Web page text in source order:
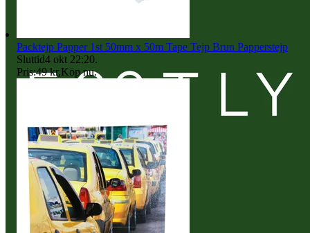
Packtejp Papper 1st 50mm x 50m Tape Tejp Brun Papperstejp
Sluttid4 okt 22:20.
Pris:49 kr,Köp nu.